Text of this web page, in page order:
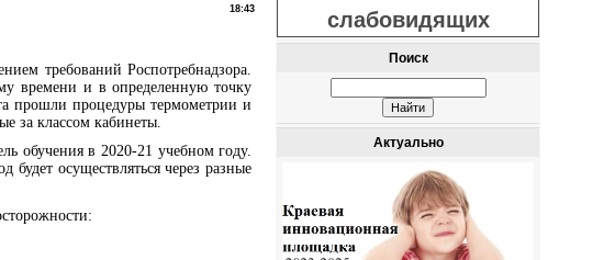
18:43
требований Роспотребнадзора.
времени и в определенную точку
прошли процедуры термометрии и
за классом кабинеты.
обучения в 2020-21 учебном году.
будет осуществляться через разные
слабовидящих
Поиск
Актуально